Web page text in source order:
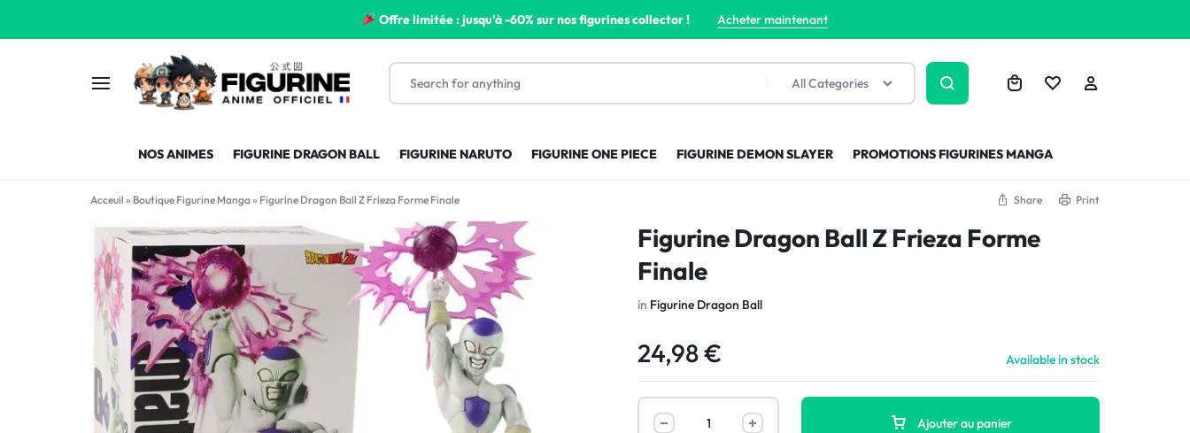
Offre limitée : jusqu’à -60% sur nos figurines collector ! Acheter maintenant
FRANCE
FRANCE
All Categories
NOS ANIMES FIGURINE DRAGON BALL FIGURINE NARUTO FIGURINE ONE PIECE FIGURINE DEMON SLAYER PROMOTIONS FIGURINES MANGA
Acceuil » Boutique Figurine Manga» Figurine Dragon Ball Z Frieza Forme Finale Share Print
Figurine Dragon Ball Z Frieza Forme
Finale
in Figurine Dragon Ball
24,98€ Available in stock
Ajouter au panier